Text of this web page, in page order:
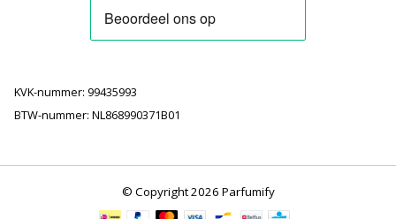
KVK-nummer: 99435993
BTW-nummer: NL868990371B01
© Copyright 2026 Parfumify